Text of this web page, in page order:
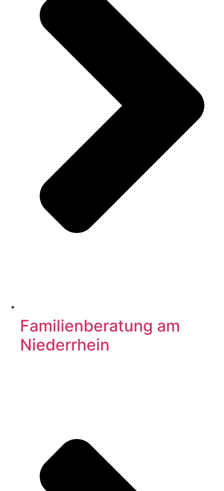
Familienberatung am
Niederrhein